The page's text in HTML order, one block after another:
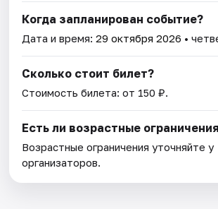
Когда запланирован событие?
Дата и время:29 октября 2026 •
Сколько стоит билет?
Стоимость билета: от 150 ₽.
Есть ли возрастные
Возрастные ограничения уточняйте у
организаторов.